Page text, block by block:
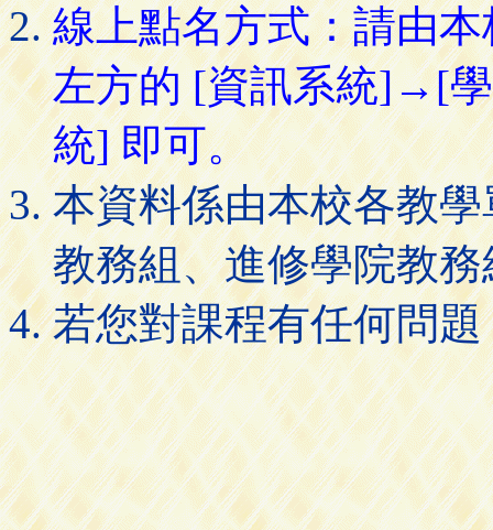
線上點名方式：請由
左方的 [資訊系統]→[
統] 即可。
本資料係由本校各教
教務組、進修學院教
若您對課程有任何問